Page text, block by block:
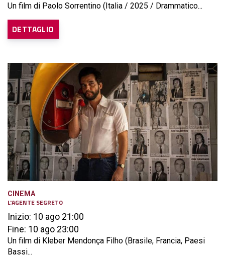
Un film di Paolo Sorrentino (Italia / 2025 / Drammatico...
DETTAGLIO
CINEMA
L'AGENTE SEGRETO
Inizio: 10 ago 21:00
Fine: 10 ago 23:00
Un film di Kleber Mendonça Filho (Brasile, Francia, Paesi
Bassi...